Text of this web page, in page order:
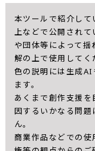
本ツールで紹介し
上などで公開され
や団体等によって
解の上で使用してく
色の説明には生成AI
ます。
あくまで創作支援
因するいかなる問
ん。
商業作品などでの